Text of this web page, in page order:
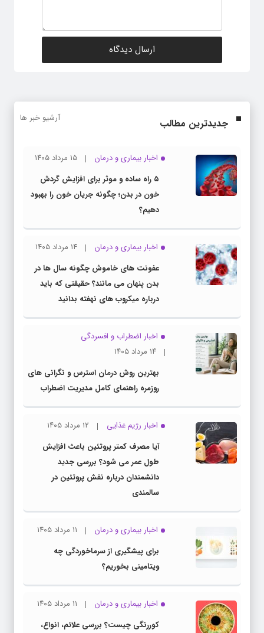
جدیدترین مطالب آرشیو خبر ها
اخبار بیماری و درمان
۱۵ مرداد ۱۴۰۵
۵ راه ساده و موثر برای افزایش گردش
خون در بدن؛ چگونه جریان خون را بهبود
دهیم؟
اخبار بیماری و درمان
۱۴ مرداد ۱۴۰۵
عفونت های خاموش چگونه سال ها در
بدن پنهان می مانند؟ حقیقتی که باید
درباره میکروب های نهفته بدانید
اخبار اضطراب و افسردگی
۱۴ مرداد ۱۴۰۵
بهترین روش درمان استرس و نگرانی های
روزمره راهنمای کامل مدیریت اضطراب
اخبار رژیم غذایی
۱۲ مرداد ۱۴۰۵
آیا مصرف کمتر پروتئین باعث افزایش
طول عمر می شود؟ بررسی جدید
دانشمندان درباره نقش پروتئین در
سالمندی
اخبار بیماری و درمان
۱۱ مرداد ۱۴۰۵
برای پیشگیری از سرماخوردگی چه
ویتامینی بخوریم؟
اخبار بیماری و درمان
۱۱ مرداد ۱۴۰۵
کوررنگی چیست؟ بررسی علائم، انواع،